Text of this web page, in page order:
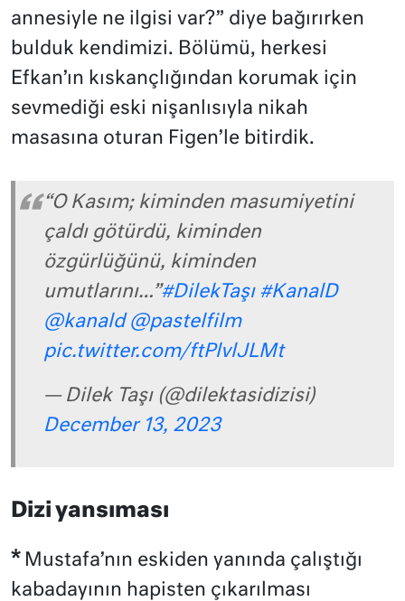
annesiyle ne ilgisi var?” diye bağırırken
bulduk kendimizi. Bölümü, herkesi
Efkan’ın kıskançlığından korumak için
sevmediği eski nişanlısıyla nikah
masasına oturan Figen’le bitirdik.
“O Kasım; kiminden masumiyetini
çaldı götürdü, kiminden
özgürlüğünü, kiminden
umutlarını…”#DilekTaşı #KanalD
@kanald @pastelfilm
pic.twitter.com/ftPlvlJLMt
— Dilek Taşı (@dilektasidizisi)
December 13, 2023
Dizi yansıması
* Mustafa’nın eskiden yanında çalıştığı
kabadayının hapisten çıkarılması